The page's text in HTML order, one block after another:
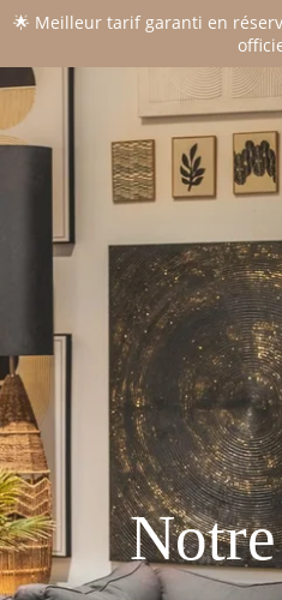
🌟 Meilleur tarif garanti en
CONTACT
*:
Prénom
*:
Téléphone*:
Message*: